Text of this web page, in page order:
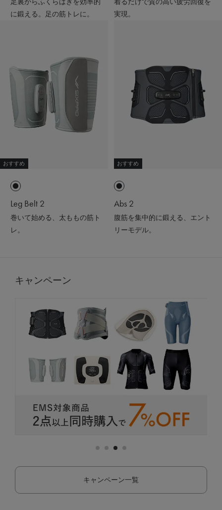
に鍛える。足の筋トレに。
実現。
おすすめ
Leg Belt 2
巻いて始める、太ももの筋ト
レ。
おすすめ
Abs 2
腹筋を集中的に鍛える、エント
リーモデル。
キャンペーン
キャンペーン一覧